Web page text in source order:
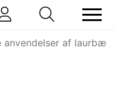
anvendelser af